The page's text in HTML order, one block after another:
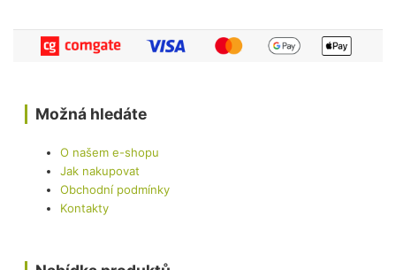
Možná hledáte
O našem e-shopu
Jak nakupovat
Obchodní podmínky
Kontakty